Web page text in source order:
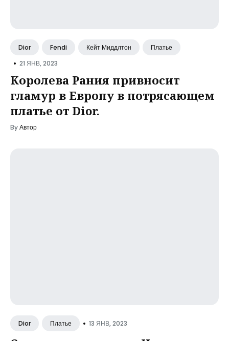
Dior Fendi Кейт Миддлтон Платье
• 21 ЯНВ, 2023
Королева Рания привносит
гламур в Европу в потрясающем
платье от Dior.
ByАвтор
Dior Платье • 13 ЯНВ, 2023